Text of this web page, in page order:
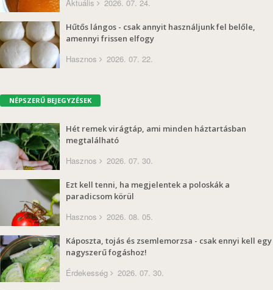
Aktuális 2026. 07. 24.
Hűtős lángos - csak annyit használjunk fel belőle,
amennyi frissen elfogy
Hasznos 2026. 07. 22.
NÉPSZERŰ BEJEGYZÉSEK
Hét remek virágtáp, ami minden háztartásban
megtalálható
Hasznos 2026. 07. 30.
Ezt kell tenni, ha megjelentek a poloskák a
paradicsom körül
Hasznos 2026. 08. 05.
Káposzta, tojás és zsemlemorzsa - csak ennyi kell egy
nagyszerű fogáshoz!
Érdekesség 2026. 07. 30.